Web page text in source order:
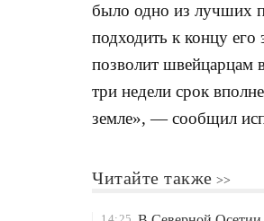
было одно из лучших
подходить к концу его
позволит швейцарцам
три недели срок
земле», — сообщил
Читайте также